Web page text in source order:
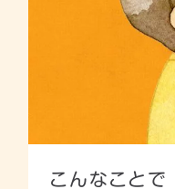
こんなことで